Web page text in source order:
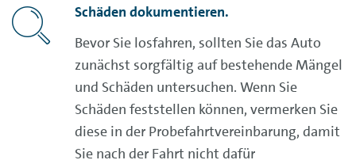
Schäden dokumentieren.
Bevor Sie losfahren, sollten Sie das Auto
zunächst sorgfältig auf bestehende Mängel
und Schäden untersuchen. Wenn Sie
Schäden feststellen können, vermerken Sie
diese in der Probefahrtvereinbarung, damit
Sie nach der Fahrt nicht dafür